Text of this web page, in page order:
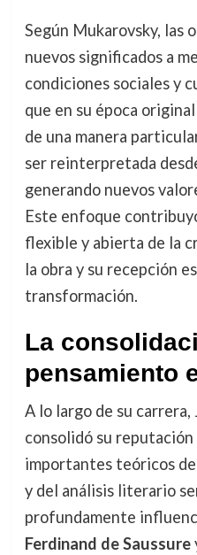
Según Mukarovsky, las
nuevos significados a
condiciones sociales y
que en su época
de una manera
ser reinterpretada
generando nuevos
Este enfoque
flexible y abierta de la
la obra y su recepción
transformación.
La
pensamiento
A lo largo de su carrera,
consolidó su reputación
importantes teóricos
y del análisis literario
profundamente
Ferdinand de Saussure